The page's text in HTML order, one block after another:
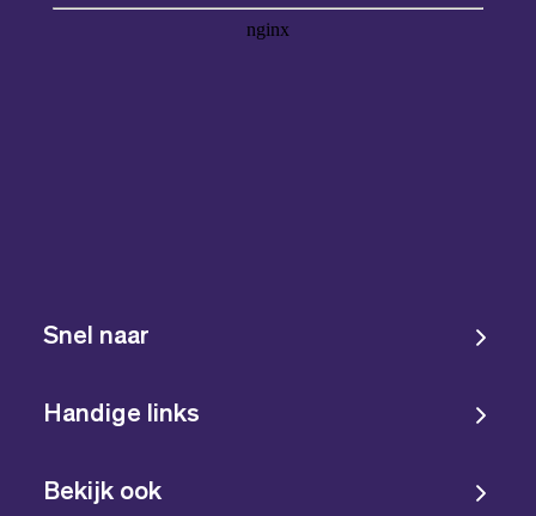
Snel naar
Handige links
Bekijk ook